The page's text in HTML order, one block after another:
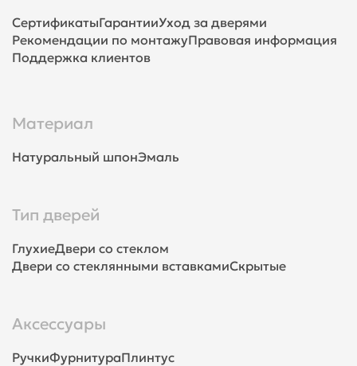
СертификатыГарантииУход за дверями
Рекомендации по монтажуПравовая информация
Поддержка клиентов
Материал
Натуральный шпонЭмаль
Тип дверей
ГлухиеДвери со стеклом
Двери со стеклянными вставкамиСкрытые
Аксессуары
РучкиФурнитураПлинтус